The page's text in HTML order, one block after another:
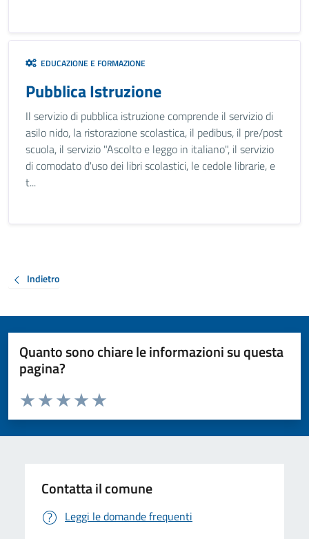
EDUCAZIONE E FORMAZIONE
Pubblica Istruzione
Il servizio di pubblica istruzione comprende il servizio di
asilo nido, la ristorazione scolastica, il pedibus, il pre/post
scuola, il servizio "Ascolto e leggo in italiano", il servizio
di comodato d'uso dei libri scolastici, le cedole librarie, e
t...
Indietro
Quanto sono chiare le informazioni su questa
pagina?
Valuta da 1 a 5 stelle la pagina
Valuta 5 stelle su 5
Valuta 4 stelle su 5
Valuta 3 stelle su 5
Valuta 2 stelle su 5
Valuta 1 stelle su 5
Contatta il comune
Leggi le domande frequenti